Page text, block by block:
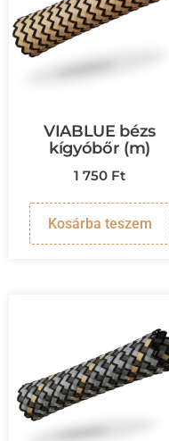
VIABLUE bézs
kígyóbőr (m)
1 750 Ft
Kosárba teszem